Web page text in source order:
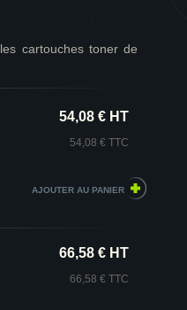
les cartouches toner de
54,08 € HT
54,08 € TTC
66,58 € HT
66,58 € TTC